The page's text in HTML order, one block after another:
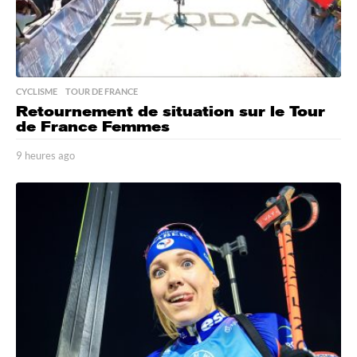
CYCLISME ,TOUR DE FRANCE
Retournement de situation sur le Tour
de France Femmes
9 heures ago
e
e
s
a
g
o